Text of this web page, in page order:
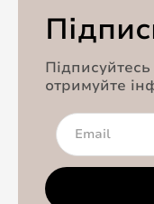
отримуйте